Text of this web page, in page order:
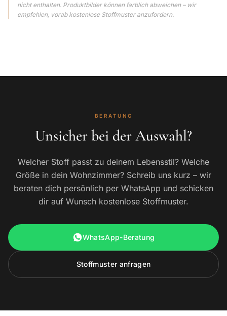
nicht enthalten. Produktbilder können farblich abweichen – wir
empfehlen, vorab kostenlose Stoffmuster anzufordern.
BERATUNG
Unsicher bei der Auswahl?
Welcher Stoff passt zu deinem Lebensstil? Welche
Größe in dein Wohnzimmer? Schreib uns kurz – wir
beraten dich persönlich per WhatsApp und schicken
dir auf Wunsch kostenlose Stoffmuster.
WhatsApp-Beratung
Stoffmuster anfragen